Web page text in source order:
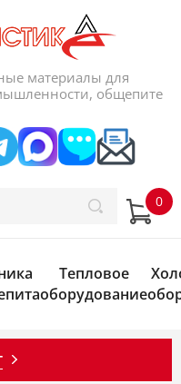
материалы для
общепите
Тепловое
оборудование